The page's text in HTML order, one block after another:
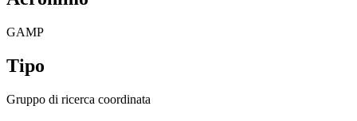
GAMP
Tipo
Gruppo di ricerca coordinata